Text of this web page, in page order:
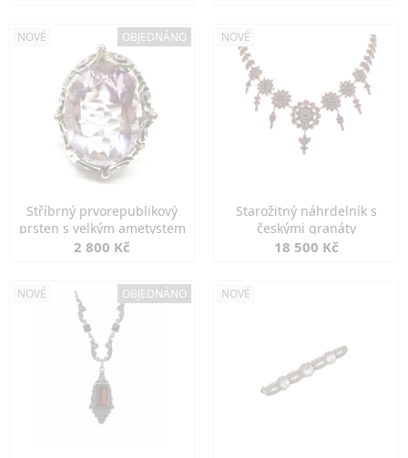
NOVÉ OBJEDNÁNO
Stříbrný prvorepublikový
prsten s velkým ametystem
2 800 Kč
NOVÉ
Starožitný náhrdelník s
českými granáty
18 500 Kč
NOVÉ OBJEDNÁNO NOVÉ